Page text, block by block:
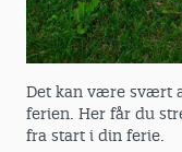
Det kan være svært
ferien. Her får du
fra start i din ferie.